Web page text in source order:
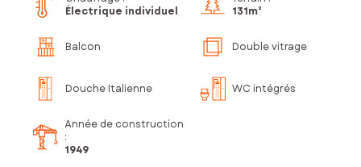
Électrique individuel
131m²
Balcon Double vitrage
Douche Italienne WC intégrés
Année de construction
:
1949